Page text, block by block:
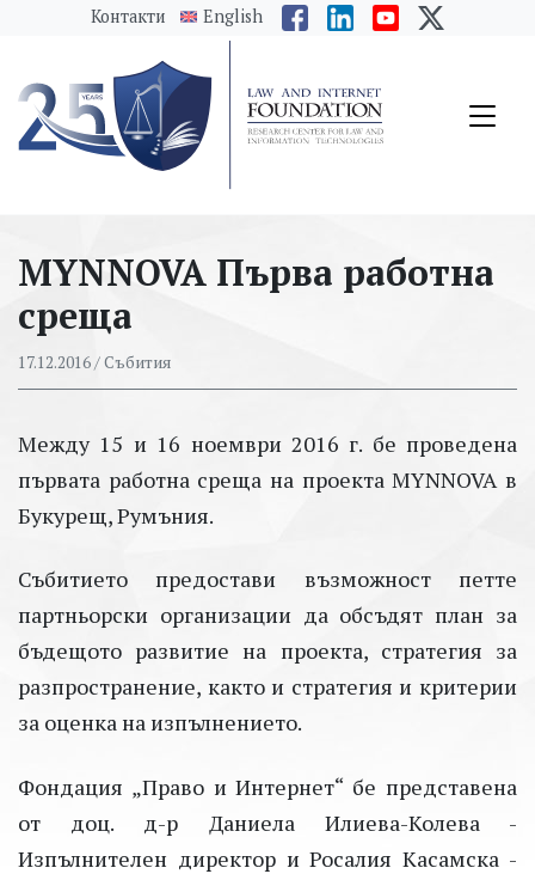
messages.Skip to main content
Контакти English
MYNNOVA Първа работна
среща
17.12.2016/ Събития
Между 15 и 16 ноември 2016 г. бе проведена
първата работна среща на проекта MYNNOVA в
Букурещ, Румъния.
Събитието предостави възможност петте
партньорски организации да обсъдят план за
бъдещото развитие на проекта, стратегия за
разпространение, както и стратегия и критерии
за оценка на изпълнението.
Фондация „Право и Интернет“ бе представена
от доц. д-р Даниела Илиева-Колева -
Изпълнителен директор и Росалия Касамска -